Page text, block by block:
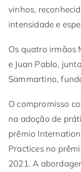
vinhos,
intensidade e
Os quatro irmãos
e Juan Pablo,
Sammartino,
O compromisso
na adoção de
prêmio
Practices no
2021. A